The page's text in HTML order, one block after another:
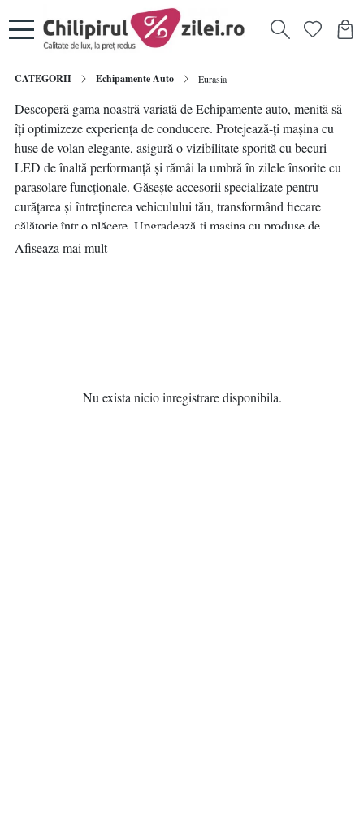
CATEGORII Echipamente Auto Eurasia
Descoperă gama noastră variată de Echipamente auto, menită să
îți optimizeze experiența de conducere. Protejează-ți mașina cu
huse de volan elegante, asigură o vizibilitate sporită cu becuri
LED de înaltă performanță și rămâi la umbră în zilele însorite cu
parasolare funcționale. Găsește accesorii specializate pentru
curățarea și întreținerea vehiculului tău, transformând fiecare
călătorie într-o plăcere. Upgradează-ți mașina cu produse de
calitate, disponibile la doar un clic distanță.
Afiseaza mai mult
Nu exista nicio inregistrare disponibila.